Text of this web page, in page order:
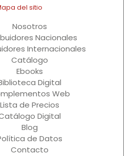
del sitio
Nosotros
Nacionales
Internacionales
Catálogo
Ebooks
Digital
Web
Lista de Precios
Digital
Blog
de Datos
Contacto